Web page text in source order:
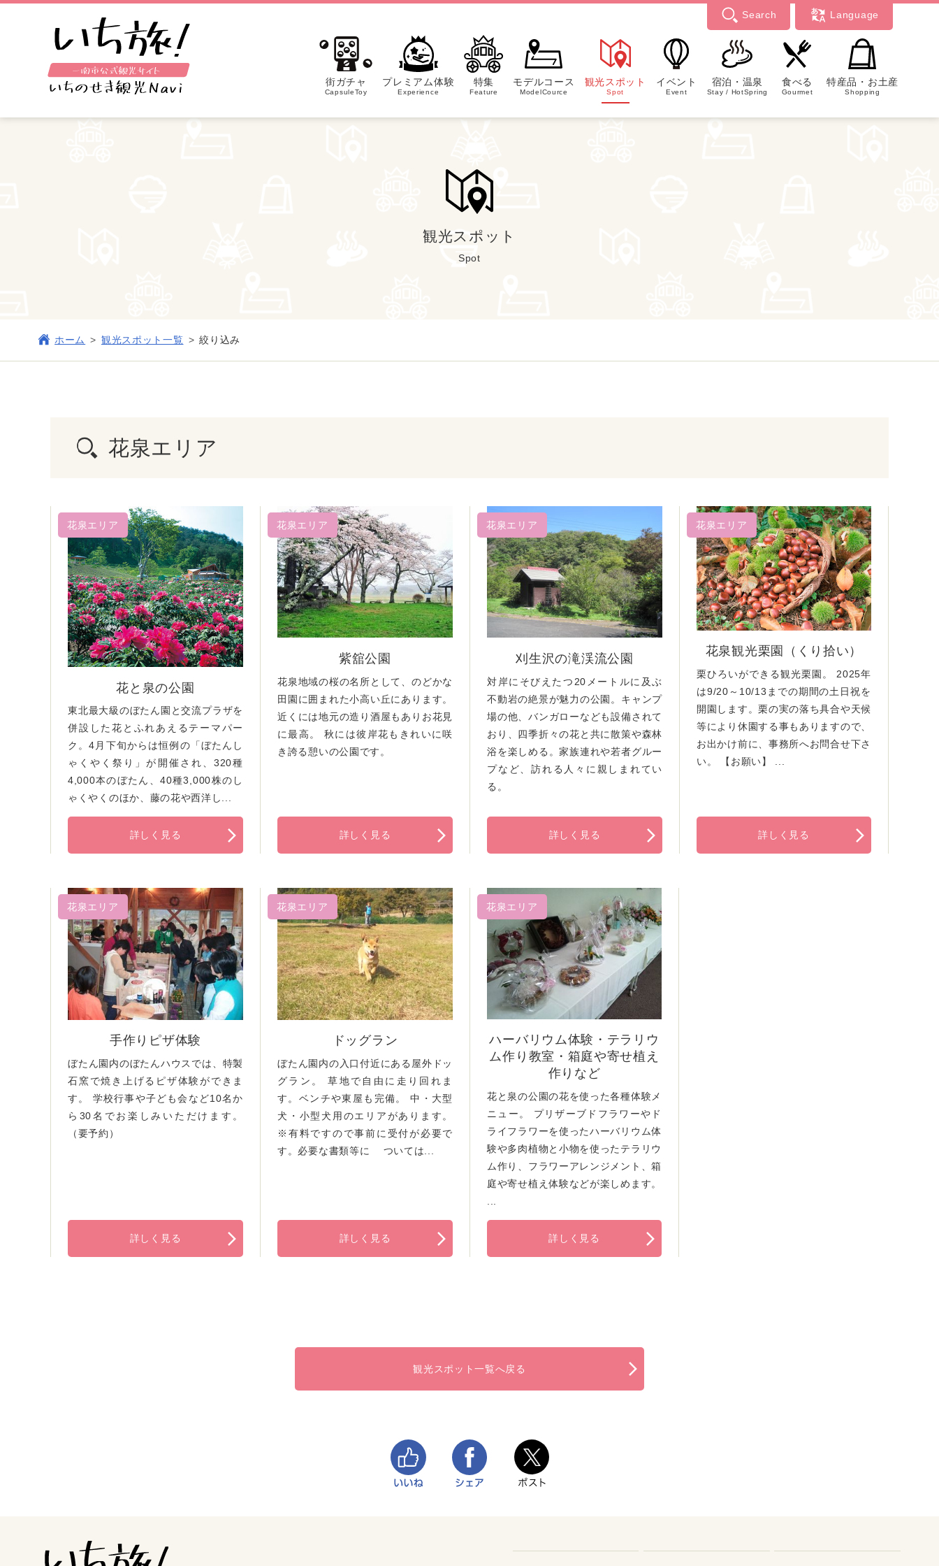
Search Language
街ガチャ
CapsuleToy
プレミアム体験
Experience
特集
Feature
モデルコース
ModelCource
観光スポット
Spot
イベント
Event
宿泊・温泉
Stay / HotSpring
食べる
Gourmet
特産品・お土産
Shopping
観光スポット
Spot
ホーム 観光スポット一覧 絞り込み
花泉エリア
花と泉の公園
東北最大級のぼたん園と交流プラザを
併設した花とふれあえるテーマパー
ク。4月下旬からは恒例の「ぼたんし
ゃくやく祭り」が開催され、320種
4,000本のぼたん、40種3,000株のし
ゃくやくのほか、藤の花や西洋し...
詳しく見る
紫舘公園
花泉地域の桜の名所として、のどかな
田園に囲まれた小高い丘にあります。
近くには地元の造り酒屋もありお花見
に最高。 秋には彼岸花もきれいに咲
き誇る憩いの公園です。
詳しく見る
刈生沢の滝渓流公園
対岸にそびえたつ20メートルに及ぶ
不動岩の絶景が魅力の公園。キャンプ
場の他、バンガローなども設備されて
おり、四季折々の花と共に散策や森林
浴を楽しめる。家族連れや若者グルー
プなど、訪れる人々に親しまれてい
る。
詳しく見る
花泉観光栗園（くり拾い）
栗ひろいができる観光栗園。 2025年
は9/20～10/13までの期間の土日祝を
開園します。栗の実の落ち具合や天候
等により休園する事もありますので、
お出かけ前に、事務所へお問合せ下さ
い。 【お願い】 ...
詳しく見る
手作りピザ体験
ぼたん園内のぼたんハウスでは、特製
石窯で焼き上げるピザ体験ができま
す。 学校行事や子ども会など10名か
ら30名でお楽しみいただけます。
（要予約）
詳しく見る
ドッグラン
ぼたん園内の入口付近にある屋外ドッ
グラン。 草地で自由に走り回れま
す。ベンチや東屋も完備。 中・大型
犬・小型犬用のエリアがあります。
※有料ですので事前に受付が必要で
す。必要な書類等に ついては...
詳しく見る
ハーバリウム体験・テラリウ
ム作り教室・箱庭や寄せ植え
作りなど
花と泉の公園の花を使った各種体験メ
ニュー。 プリザーブドフラワーやド
ライフラワーを使ったハーバリウム体
験や多肉植物と小物を使ったテラリウ
ム作り、フラワーアレンジメント、箱
庭や寄せ植え体験などが楽しめます。
詳しく見る
観光スポット一覧へ戻る